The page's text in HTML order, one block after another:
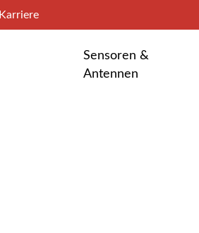
Karriere
Sensoren &
Antennen